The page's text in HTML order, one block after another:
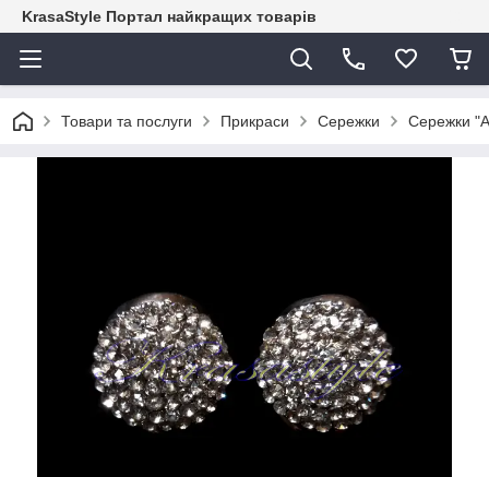
KrasaStyle Портал найкращих товарів
Товари та послуги Прикраси Сережки Сережки